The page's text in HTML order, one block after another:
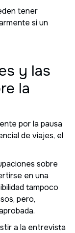
tener
si un
y las
la
por la pausa
de viajes, el
sobre
en una
tampoco
pero,
a la entrevista